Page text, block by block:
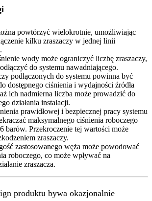
powtórzyć wielokrotnie, umożliwiając
kilku zraszaczy w jednej linii
wody może ograniczyć liczbę zraszaczy,
do systemu nawadniającego.
podłączonych do systemu powinna być
dostępnego ciśnienia i wydajności źródła
ich nadmierna liczba może prowadzić do
działania instalacji.
prawidłowej i bezpiecznej pracy systemu
maksymalnego ciśnienia roboczego
barów. Przekroczenie tej wartości może
zraszaczy.
zastosowanego węża może powodować
roboczego, co może wpływać na
zraszacza.
produktu bywa okazjonalnie